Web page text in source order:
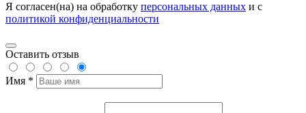
Я согласен(на) на обработку персональных данных и с
политикой конфиденциальности
Оставить отзыв
Имя *